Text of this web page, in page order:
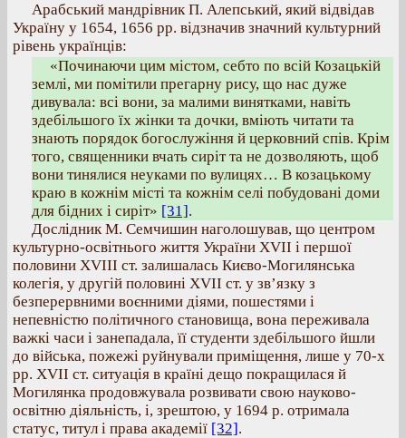
Арабський мандрівник П. Алепський, який відвідав
Україну у 1654, 1656 рр. відзначив значний культурний
рівень українців:
«Починаючи цим містом, себто по всій Козацькій
землі, ми помітили прегарну рису, що нас дуже
дивувала: всі вони, за малими винятками, навіть
здебільшого їх жінки та дочки, вміють читати та
знають порядок богослужіння й церковний спів. Крім
того, священники вчать сиріт та не дозволяють, щоб
вони тинялися неуками по вулицях… В козацькому
краю в кожнім місті та кожнім селі побудовані доми
для бідних і сиріт» [31].
Дослідник М. Семчишин наголошував, що центром
культурно-освітнього життя України ХVII і першої
половини ХVІІІ ст. залишалась Києво-Могилянська
колегія, у другій половині ХVII ст. у зв’язку з
безперервними воєнними діями, пошестями і
непевністю політичного становища, вона переживала
важкі часи і занепадала, її студенти здебільшого йшли
до війська, пожежі руйнували приміщення, лише у 70-х
рр. ХVII ст. ситуація в країні дещо покращилася й
Могилянка продовжувала розвивати свою науково-
освітню діяльність, і, зрештою, у 1694 р. отримала
статус, титул і права академії [32].